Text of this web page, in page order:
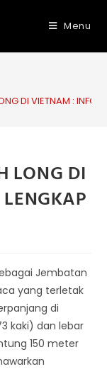
Menu
DI VIETNAM :
LONG DI
Jembatan
yang terletak
di
kaki) dan lebar
150 meter